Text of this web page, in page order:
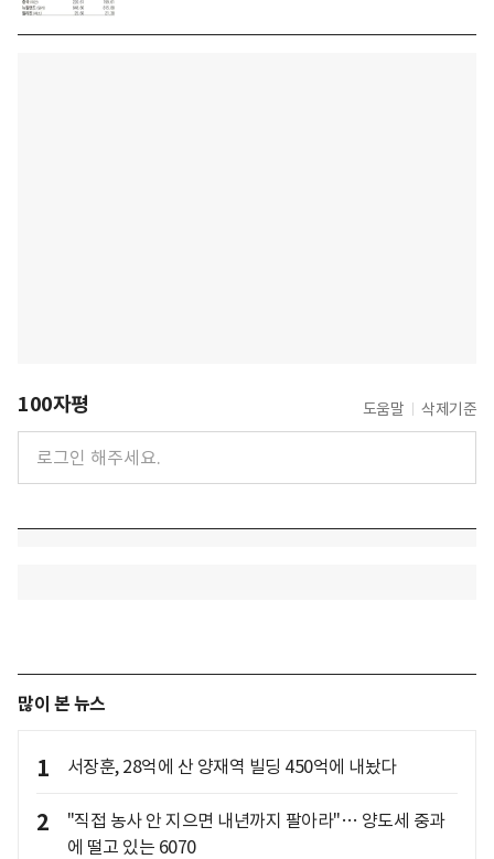
100자평 도움말 삭제기준
많이 본 뉴스
1 서장훈, 28억에 산 양재역 빌딩 450억에 내놨다
2
"직접 농사 안 지으면 내년까지 팔아라"… 양도세 중과
에 떨고 있는 6070